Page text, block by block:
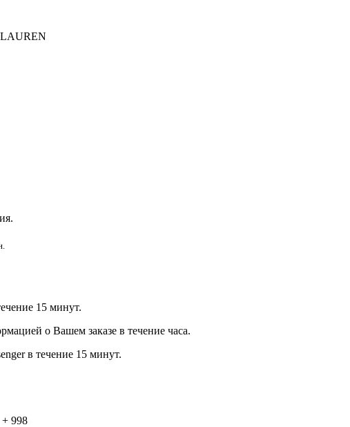
15 минут.
о Вашем заказе в течение часа.
в течение 15 минут.
+ 998